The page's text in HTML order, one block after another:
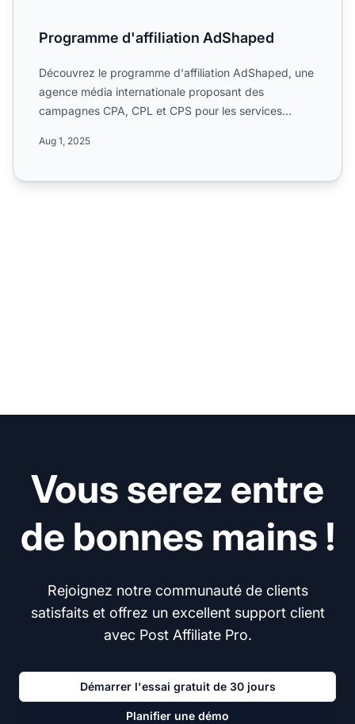
Programme d'affiliation AdShaped
Découvrez le programme d'affiliation AdShaped, une
agence média internationale proposant des
campagnes CPA, CPL et CPS pour les services
Aug 1, 2025
Vous serez entre
de bonnes mains !
Rejoignez notre communauté de clients
satisfaits et offrez un excellent support client
avec Post Affiliate Pro.
Démarrer l'essai gratuit de 30 jours
Planifier une démo